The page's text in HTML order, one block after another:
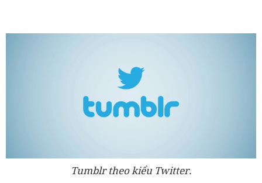
Tumblr theo kiểu Twitter.